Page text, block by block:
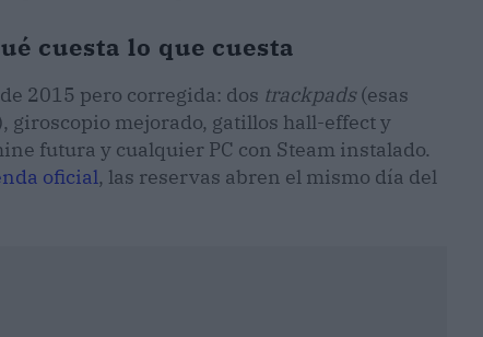
cuesta lo que cuesta
2015 pero corregida: dos trackpads(esas
mejorado, gatillos hall-effect y
futura y cualquier PC con Steam instalado.
oficial, las reservas abren el mismo día del